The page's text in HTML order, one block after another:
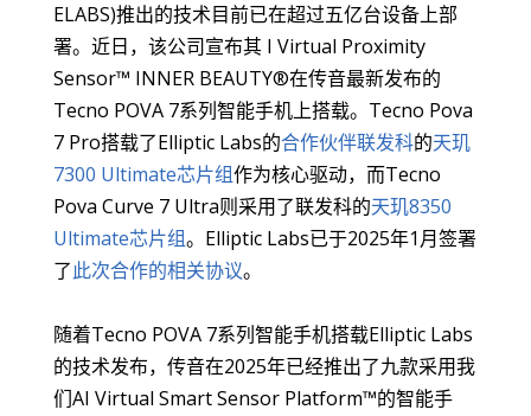
ELABS)推出的技术目前已在超过五亿台设备上部
署。近日，该公司宣布其 I Virtual Proximity
Sensor™ INNER BEAUTY®在传音最新发布的
Tecno POVA 7系列智能手机上搭载。Tecno Pova
7 Pro搭载了Elliptic Labs的合作伙伴联发科的天玑
7300 Ultimate芯片组作为核心驱动，而Tecno
Pova Curve 7 Ultra则采用了联发科的天玑8350
Ultimate芯片组。Elliptic Labs已于2025年1月签署
了此次合作的相关协议。
随着Tecno POVA 7系列智能手机搭载Elliptic Labs
的技术发布，传音在2025年已经推出了九款采用我
们AI Virtual Smart Sensor Platform™的智能手